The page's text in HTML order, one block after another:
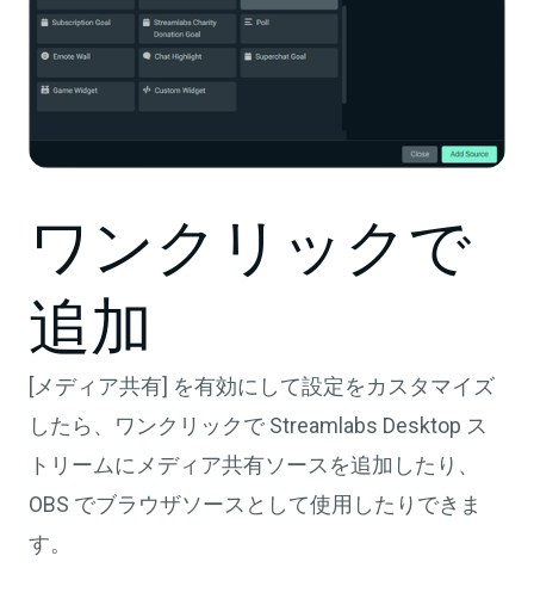
ワンクリックで
追加
[メディア共有] を有効にして設定をカスタマイズ
したら、ワンクリックで Streamlabs Desktop ス
トリームにメディア共有ソースを追加したり、
OBS でブラウザソースとして使用したりできま
す。